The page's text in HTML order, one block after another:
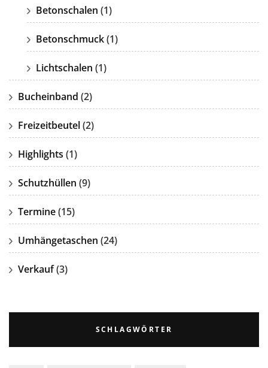
Betonschalen (1)
Betonschmuck(1)
Lichtschalen (1)
Bucheinband (2)
Freizeitbeutel(2)
Highlights (1)
Schutzhüllen (9)
Termine(15)
Umhängetaschen (24)
Verkauf(3)
SCHLAGWÖRTER